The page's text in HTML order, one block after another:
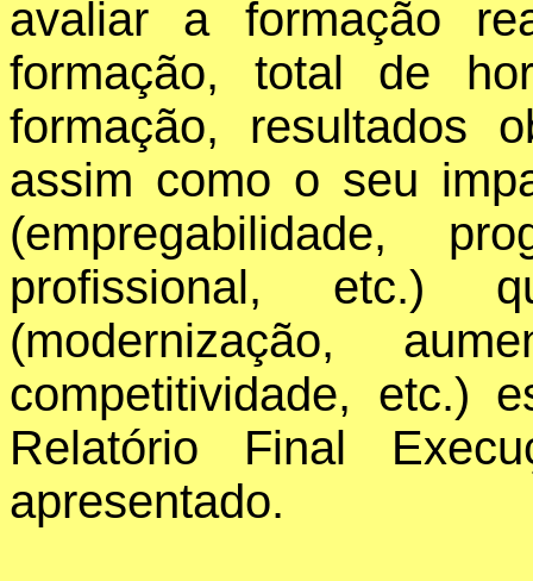
avaliar a formação
formação, total de
formação, resultados
assim como o seu
(empregabilidade,
profissional, etc.)
(modernização,
competitividade, etc.)
Relatório Final
apresentado.